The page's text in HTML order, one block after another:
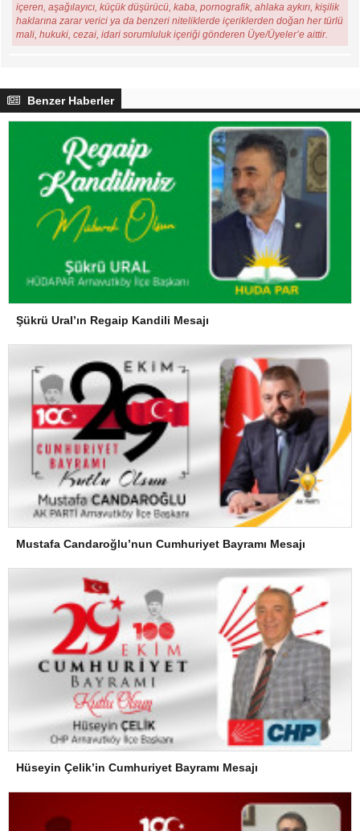
içeren, aşağılayıcı, küçük düşürücü, kaba, pornografik, ahlaka aykırı, kişilik
haklarına zarar verici ya da benzeri niteliklerde içeriklerden doğan her türlü
mali, hukuki, cezai, idari sorumluluk içeriği gönderen Üye/Üyeler’e aittir.
Benzer Haberler
Şükrü Ural’ın Regaip Kandili Mesajı
Mustafa Candaroğlu’nun Cumhuriyet Bayramı Mesajı
Hüseyin Çelik’in Cumhuriyet Bayramı Mesajı